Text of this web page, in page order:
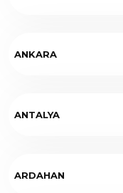
ANKARA
ANTALYA
ARDAHAN